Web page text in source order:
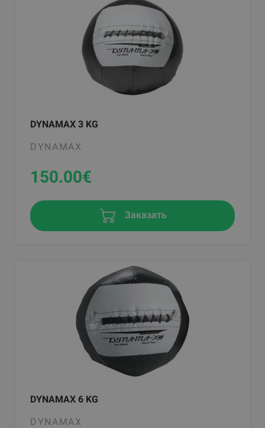
DYNAMAX 3 KG
DYNAMAX
150.00€
Заказать
DYNAMAX 6 KG
DYNAMAX